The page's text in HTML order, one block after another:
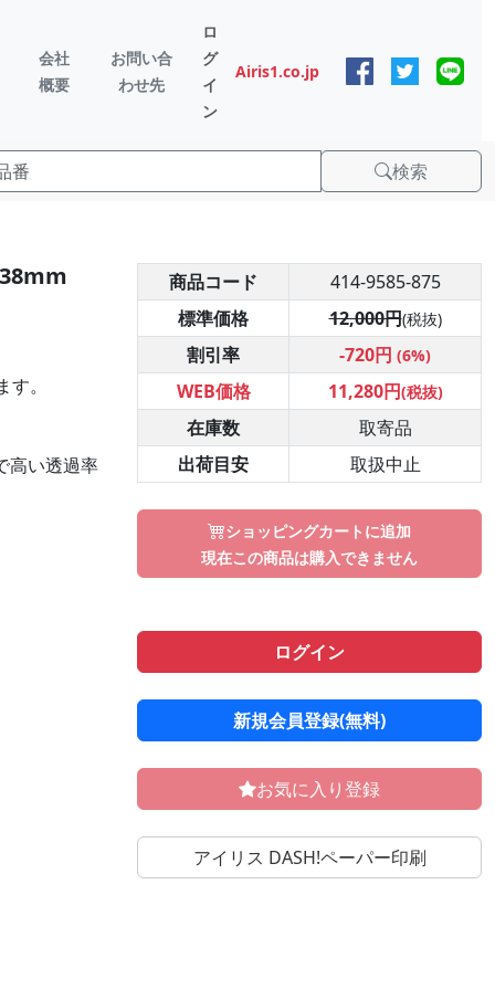
会社
概要
お問い合
わせ先
ロ
グ
イ
ン
Airis1.co.jp
検索
。
高い透過率
商品コード
414-9585-875
標準価格
12,000円(税抜)
割引率 -720円 (6%)
WEB価格 11,280円(税抜)
在庫数
取寄品
出荷目安
取扱中止
ショッピングカートに追加
現在この商品は購入できません
ログイン
新規会員登録(無料)
お気に入り登録
アイリス DASH!ペーパー印刷